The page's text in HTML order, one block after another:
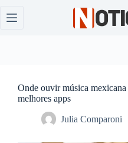
para
Onde ouvir música
melhores apps
Julia Comparoni